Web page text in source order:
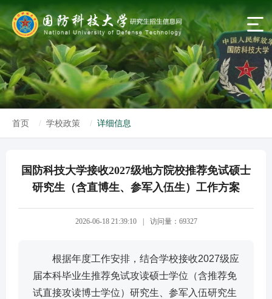
首页 学校政策 详细信息
国防科技大学接收2027级地方院校推荐免试硕士
研究生（含直博生、参军入伍生）工作方案
2026-06-18 21:39:10 访问量：69327
根据年度工作安排，结合学校接收2027级应
届本科毕业生推荐免试攻读硕士学位（含推荐免
试直接攻读博士学位）研究生、参军入伍研究生